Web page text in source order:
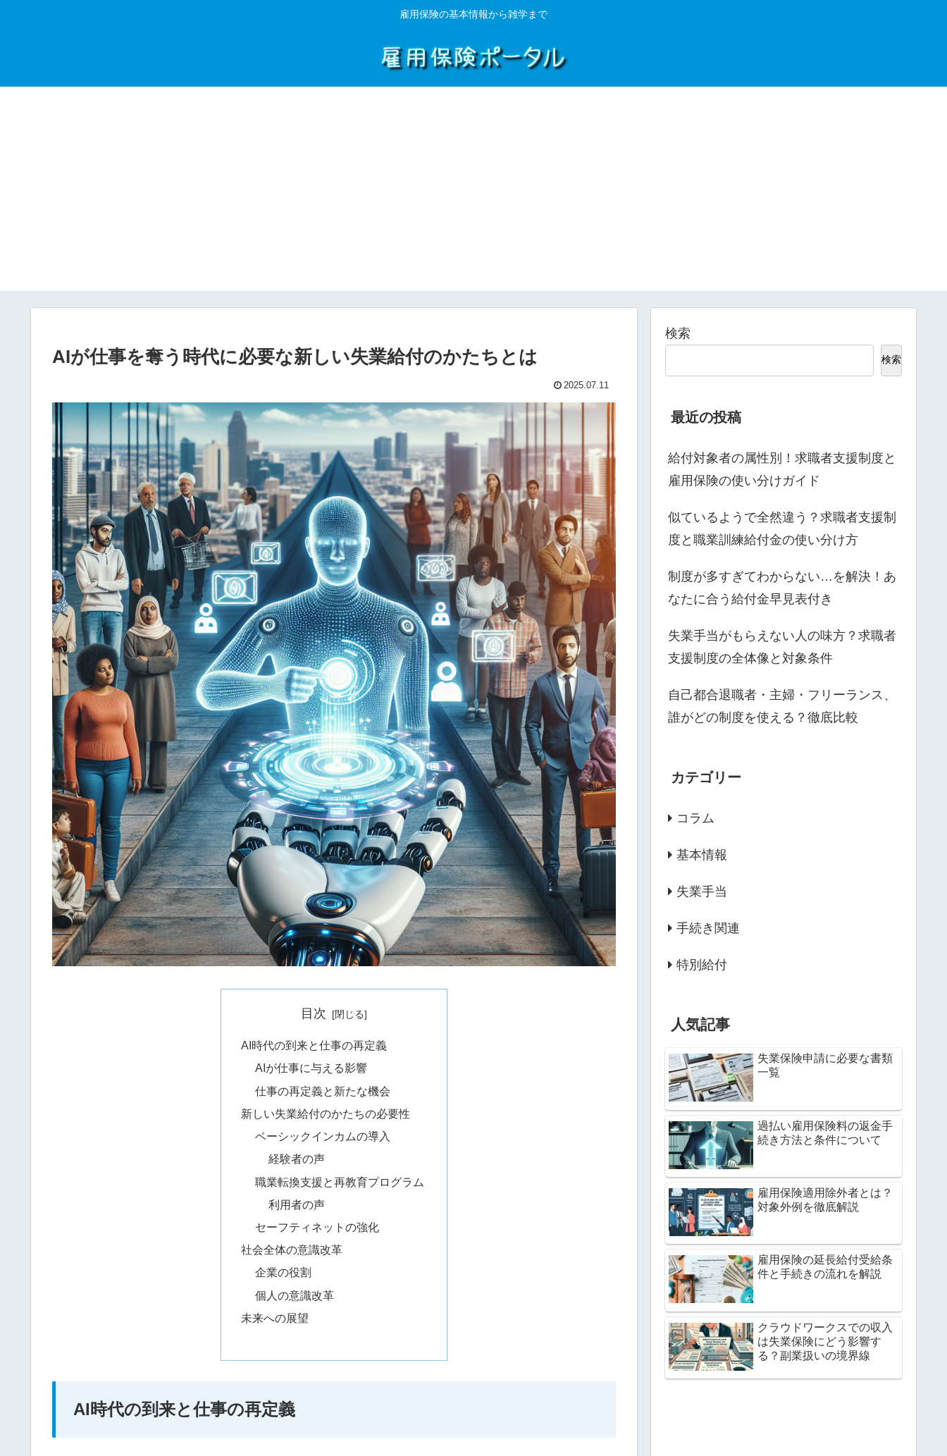
雇用保険の基本情報から雑学まで
AIが仕事を奪う時代に必要な新しい失業給付のかたちとは
2025.07.11
目次
AI時代の到来と仕事の再定義
AIが仕事に与える影響
仕事の再定義と新たな機会
新しい失業給付のかたちの必要性
ベーシックインカムの導入
経験者の声
職業転換支援と再教育プログラム
利用者の声
セーフティネットの強化
社会全体の意識改革
企業の役割
個人の意識改革
未来への展望
AI時代の到来と仕事の再定義
検索
検索
最近の投稿
給付対象者の属性別！求職者支援制度と
雇用保険の使い分けガイド
似ているようで全然違う？求職者支援制
度と職業訓練給付金の使い分け方
制度が多すぎてわからない…を解決！あ
なたに合う給付金早見表付き
失業手当がもらえない人の味方？求職者
支援制度の全体像と対象条件
自己都合退職者・主婦・フリーランス、
誰がどの制度を使える？徹底比較
カテゴリー
コラム
基本情報
失業手当
手続き関連
特別給付
人気記事
失業保険申請に必要な書類
一覧
過払い雇用保険料の返金手
続き方法と条件について
雇用保険適用除外者とは？
対象外例を徹底解説
雇用保険の延長給付受給条
件と手続きの流れを解説
クラウドワークスでの収入
は失業保険にどう影響す
る？副業扱いの境界線